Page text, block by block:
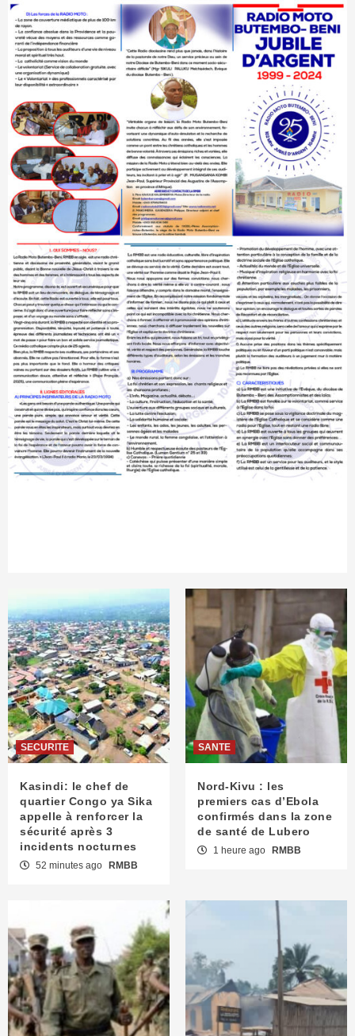
SECURITE
Kasindi: le chef de
quartier Congo ya Sika
appelle à renforcer la
sécurité après 3
incidents nocturnes
52 minutes ago RMBB
SANTE
Nord-Kivu : les
premiers cas d’Ebola
confirmés dans la zone
de santé de Lubero
1 heure ago RMBB